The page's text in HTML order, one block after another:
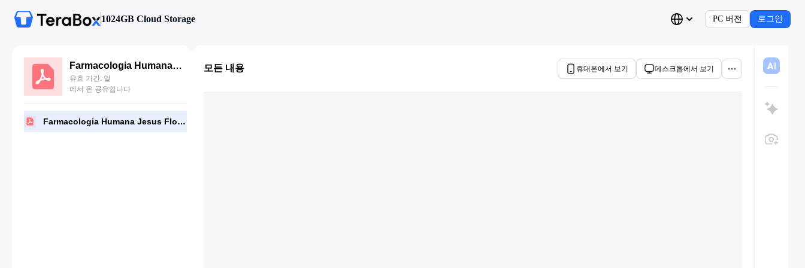
1024GB Cloud Storage PC 버전 로그인
Farmacologia Humana Jesus Florez 6ª.Ed.pdf
유효 기간: 일
에서 온 공유입니다
Farmacologia Humana Jesus Florez 6ª.Ed.pdf
모든 내용 휴대폰에서 보기 데스크톱에서 보기